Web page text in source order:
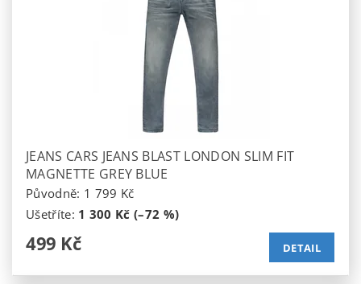
JEANS CARS JEANS BLAST LONDON SLIM FIT
MAGNETTE GREY BLUE
Původně: 1 799 Kč
Ušetříte: 1 300 Kč (–72 %)
499 Kč DETAIL